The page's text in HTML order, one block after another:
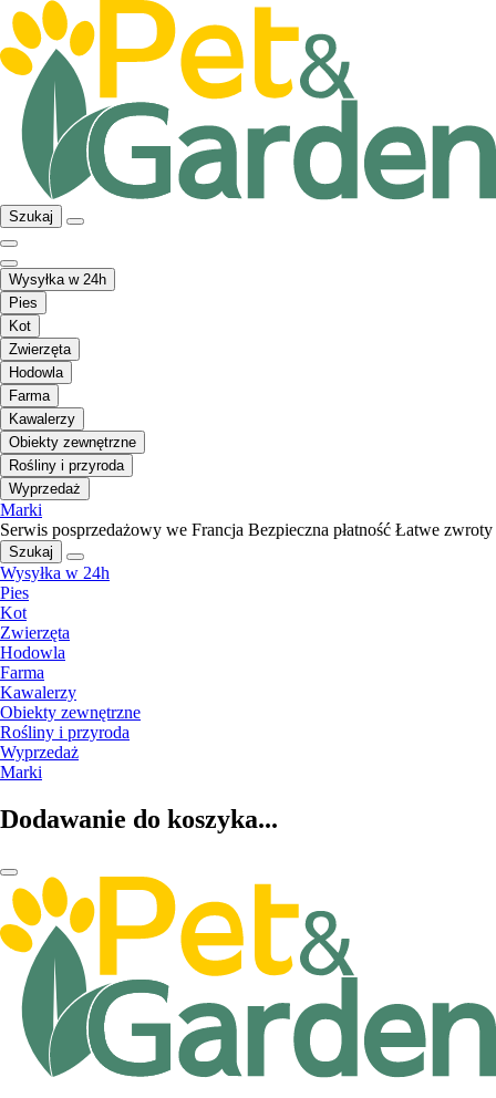
Szukaj
Wysyłka w 24h
Pies
Kot
Zwierzęta
Hodowla
Farma
Kawalerzy
Obiekty zewnętrzne
Rośliny i przyroda
Wyprzedaż
Marki
Serwis posprzedażowy we Francja Bezpieczna płatność Łatwe zwroty
Szukaj
Wysyłka w 24h
Pies
Kot
Zwierzęta
Hodowla
Farma
Kawalerzy
Obiekty zewnętrzne
Rośliny i przyroda
Wyprzedaż
Marki
Dodawanie do koszyka...